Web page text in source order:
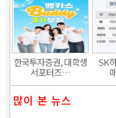
한국투자증권, 대학생
서포터즈…
SK
많이 본 뉴스